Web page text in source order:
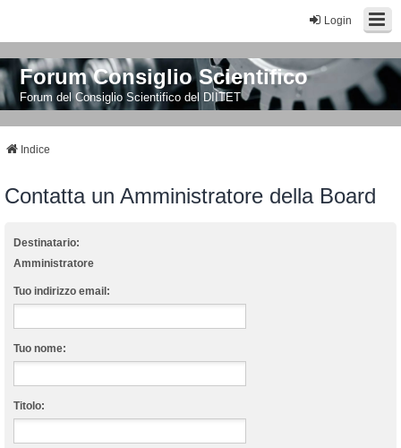
Login
Forum Consiglio Scientifico
Forum del Consiglio Scientifico del DIITET
Indice
Contatta un Amministratore della Board
Destinatario:
Amministratore
Tuo indirizzo email:
Tuo nome:
Titolo: